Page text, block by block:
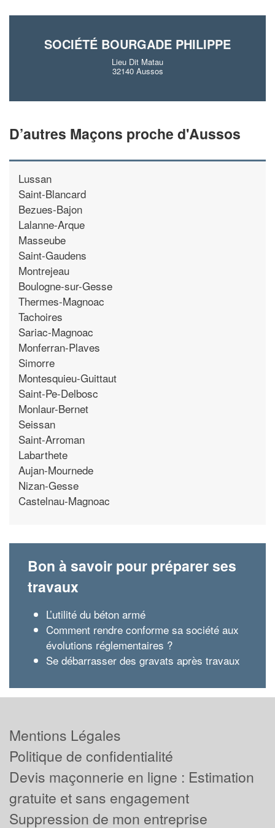
SOCIÉTÉ BOURGADE PHILIPPE
Lieu Dit Matau
32140 Aussos
D’autres Maçons proche d'Aussos
Lussan
Saint-Blancard
Bezues-Bajon
Lalanne-Arque
Masseube
Saint-Gaudens
Montrejeau
Boulogne-sur-Gesse
Thermes-Magnoac
Tachoires
Sariac-Magnoac
Monferran-Plaves
Simorre
Montesquieu-Guittaut
Saint-Pe-Delbosc
Monlaur-Bernet
Seissan
Saint-Arroman
Labarthete
Aujan-Mournede
Nizan-Gesse
Castelnau-Magnoac
Bon à savoir pour préparer ses
travaux
L’utilité du béton armé
Comment rendre conforme sa société aux
évolutions réglementaires ?
Se débarrasser des gravats après travaux
Mentions Légales
Politique de confidentialité
Devis maçonnerie en ligne : Estimation
gratuite et sans engagement
Suppression de mon entreprise